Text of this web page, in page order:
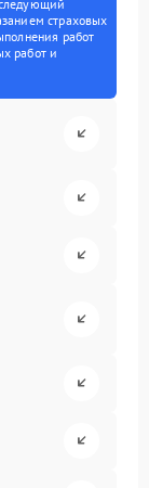
страховых
работ
работ и